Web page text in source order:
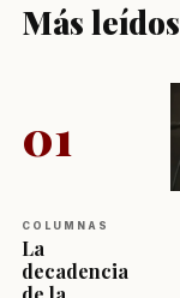
Más leídos
01
COLUMNAS
La
decadencia